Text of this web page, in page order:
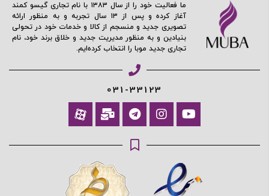
ما فعالیت خود را از سال ۱۳۸۳ با نام تجاری گیسو کمند
آغاز کرده و پس از ۱۳ سال تجربه و به منظور ارائه
تصویری جدید و منسجم از کالا و خدمات خود در تحولی
بنیادین و به منظور مدیریت جدید و خلاق برند خود، نام
تجاری جدید موبا را انتخاب کرده‌ایم.
031-33123